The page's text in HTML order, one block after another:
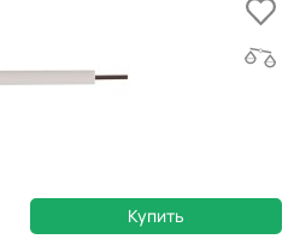
Купить